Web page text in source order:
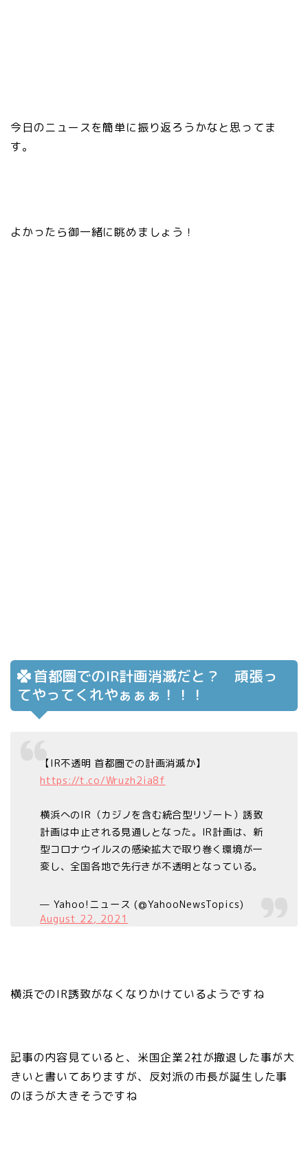
今日のニュースを簡単に振り返ろうかなと思ってま
す。
よかったら御一緒に眺めましょう！
首都圏でのIR計画消滅だと？ 頑張っ
てやってくれやぁぁぁ！！！
【IR不透明 首都圏での計画消滅か】
https://t.co/Wruzh2ia8f
横浜へのIR（カジノを含む統合型リゾート）誘致
計画は中止される見通しとなった。IR計画は、新
型コロナウイルスの感染拡大で取り巻く環境が一
変し、全国各地で先行きが不透明となっている。
— Yahoo!ニュース (@YahooNewsTopics)
August 22, 2021
横浜でのIR誘致がなくなりかけているようですね
記事の内容見ていると、米国企業2社が撤退した事が大
きいと書いてありますが、反対派の市長が誕生した事
のほうが大きそうですね